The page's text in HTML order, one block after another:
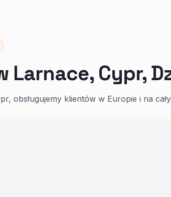
Larnace, Cypr,
obsługujemy klientów w Europie i na